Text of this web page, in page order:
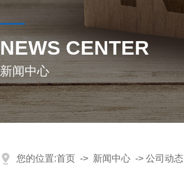
NEWS CENTER
新闻中心
您的位置:首页 -> 新闻中心 -> 公司动态